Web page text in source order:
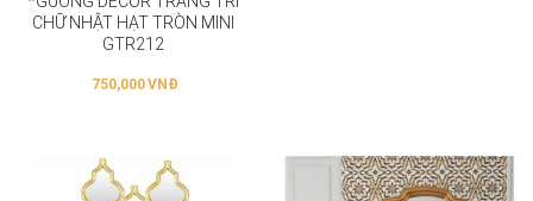
CHỮ NHẬT HẠT TRÒN MINI
GTR212
750,000VNĐ